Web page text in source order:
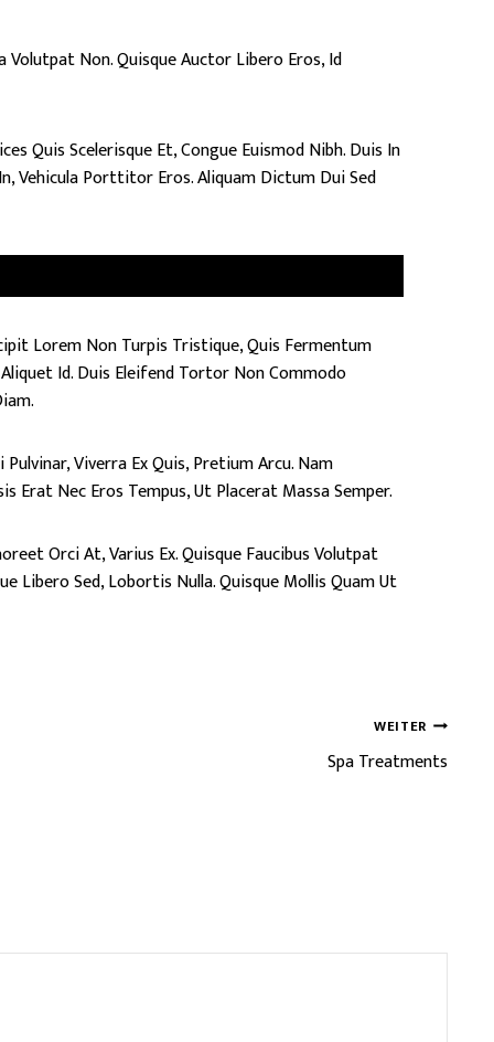
Volutpat Non. Quisque Auctor Libero Eros, Id
Quis Scelerisque Et, Congue Euismod Nibh. Duis In
Vehicula Porttitor Eros. Aliquam Dictum Dui Sed
Lorem Non Turpis Tristique, Quis Fermentum
Id. Duis Eleifend Tortor Non Commodo
Viverra Ex Quis, Pretium Arcu. Nam
Erat Nec Eros Tempus, Ut Placerat Massa Semper.
Orci At, Varius Ex. Quisque Faucibus Volutpat
Libero Sed, Lobortis Nulla. Quisque Mollis Quam Ut
WEITER
Spa Treatments